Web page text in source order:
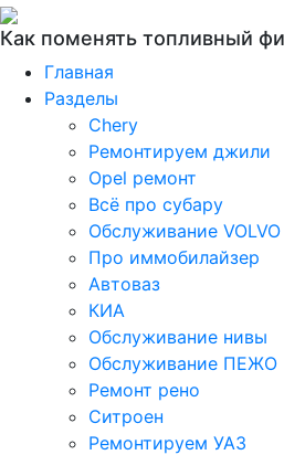
Как поменять топливный
Главная
Разделы
Chery
Ремонтируем джили
Opel ремонт
Всё про субару
Обслуживание VOLVO
Про иммобилайзер
Автоваз
КИА
Обслуживание нивы
Обслуживание ПЕЖО
Ремонт рено
Ситроен
Ремонтируем УАЗ